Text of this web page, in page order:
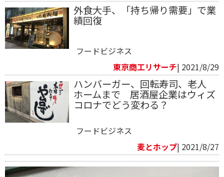
外食大手、「持ち帰り需要」で業
績回復
フードビジネス
東京商工リサーチ| 2021/8/29
ハンバーガー、回転寿司、老人
ホームまで 居酒屋企業はウィズ
コロナでどう変わる？
フードビジネス
麦とホップ| 2021/8/27